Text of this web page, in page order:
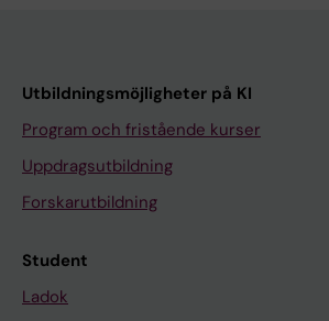
Utbildningsmöjligheter på KI
Program och fristående kurser
Uppdragsutbildning
Forskarutbildning
Student
Ladok